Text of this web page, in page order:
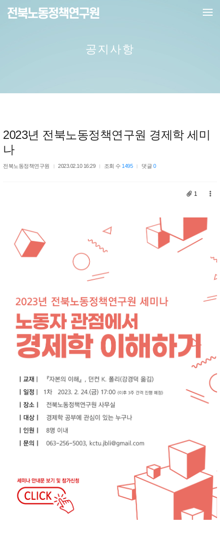
메뉴 건너뛰기
공지사항
2023년 전북노동정책연구원 경제학 세미
나
전북노동정책연구원 2023.02.10 16:29 조회 수 1495 댓글 0
1